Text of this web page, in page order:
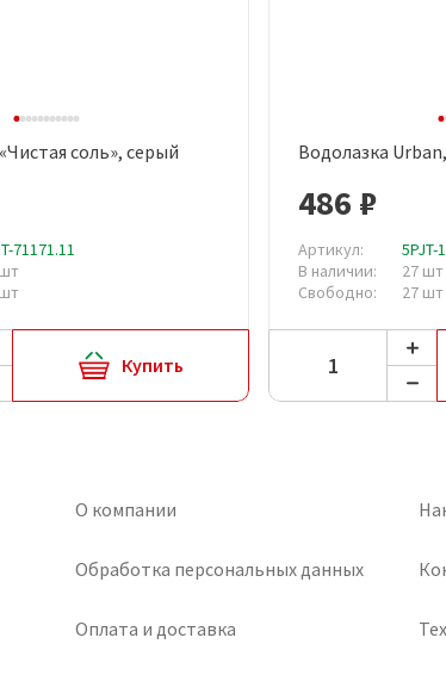
просмотр
соль», серый
71171.11
Купить
Водолазка
486 ₽
Артикул:
5PJT-
В наличии:
27 шт
Свободно:
27 шт
О компании
Обработка персональных данных
Оплата и доставка